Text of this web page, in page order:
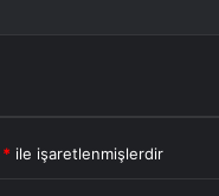
* ile işaretlenmişlerdir